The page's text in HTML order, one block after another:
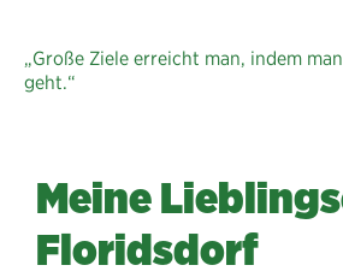
„Große Ziele erreicht man, indem
geht.“
Meine
Floridsdorf